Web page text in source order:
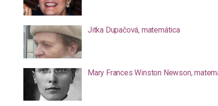
Jitka Dupačová, matemática
Mary Frances Winston Newson,